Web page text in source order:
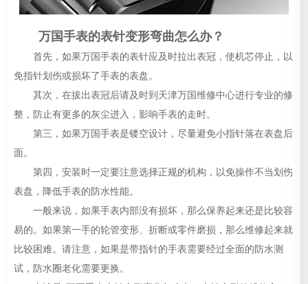
万国手表的表针变形弯曲怎么办？
首先，如果万国手表的表针应及时拉出表冠，使机芯停止，以
免指针划伤或损坏了手表的表盘。
其次，在拔出表冠后请及时到天津万国维修中心进行专业的修
整，防止有更多的灰尘进入，影响手表的走时。
第三，如果万国手表是镂空设计，尽量避免小指针落在表盘后
面。
第四，安装时一定要注意选择正规的机构，以免操作不当划伤
表盘，降低手表的防水性能。
一般来说，如果手表内部没有损坏，那么保养起来还是比较容
易的。如果第一手的轮管变形、折断或零件磨损，那么维修起来就
比较困难。请注意，如果是带指针的手表需要经过全面的防水测
试，防水圈老化需要更换。